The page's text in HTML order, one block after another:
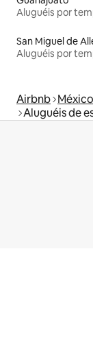
Aluguéis por
San Miguel de
Aluguéis por
Airbnb México
Aluguéis de